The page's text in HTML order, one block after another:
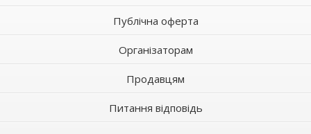
Публічна оферта
Організаторам
Продавцям
Питання відповідь